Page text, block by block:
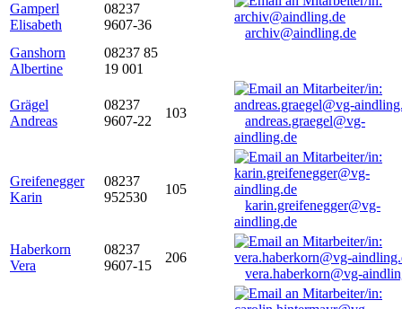
Gamperl
Elisabeth
08237
9607-36
archiv@aindling.de
Ganshorn
Albertine
08237 85
19 001
Grägel
Andreas
08237
9607-22
103
andreas.graegel@vg-
aindling.de
Greifenegger
Karin
08237
952530
105
karin.greifenegger@vg-
aindling.de
Haberkorn
Vera
08237
9607-15
206
vera.haberkorn@vg-